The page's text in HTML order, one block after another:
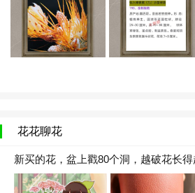
花花聊花
新买的花，盆上戳80个洞，越破花长得